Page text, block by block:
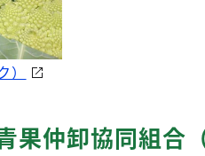
果仲卸協同組合